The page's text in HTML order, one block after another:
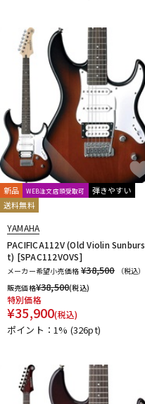
新品 WEB注文店頭受取可
弾きやすい
送料無料
YAMAHA
PACIFICA112V (Old Violin Sunburs
t) [SPAC112VOVS]
メーカー希望小売価格 ¥38,500
（税込）
販売価格¥38,500(税込)
特別価格
¥35,900(税込)
ポイント：1% (326pt)